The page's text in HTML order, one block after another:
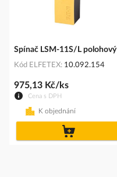
Spínač LSM-11S/L polohový
Kód ELFETEX 10.092.154
Cena s DPH
975,13 Kč/ks
K objednání